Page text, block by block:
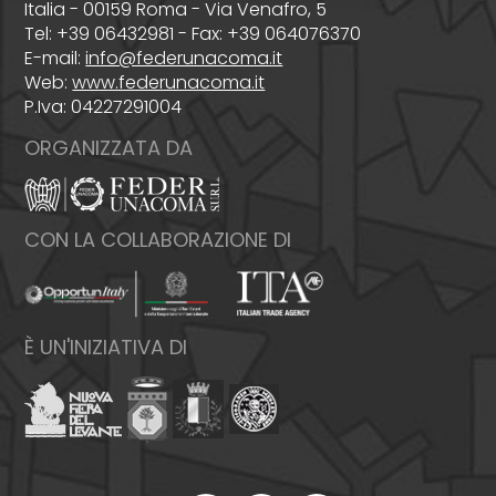
Italia - 00159 Roma - Via Venafro, 5
Tel: +39 06432981 - Fax: +39 064076370
E-mail:info@federunacoma.it
Web:www.federunacoma.it
P.Iva: 04227291004
ORGANIZZATA DA
CON LA COLLABORAZIONE DI
È UN'INIZIATIVA DI